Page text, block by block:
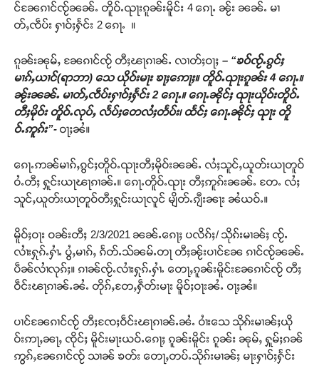
င်ၼႄၵၢင်ၸႂ်ၼၼ်ႉ တိူဝ်ႉၺႃးၵူၼ်းမိူင်း 4 ၵေႃႉ ၼႂ်း ၼၼ်ႉ မၢ
တ်ႇၸဵပ်း ႁၢဝ်ႈႁႅင်း 2 ၵေႃႉ ။
ၵူၼ်းၼုမ်ႇ ၼႄၵၢင်ၸႂ် တီႈၽႃၵၢၼ်ႉ လၢတ်ႈဝႃႈ – “ၶဝ်ၸႂ်ႉၵွင်ႈ
မၢၵ်ႇယၢင်(ရာဘာ) သေ ယိုဝ်းမႃး ၶႃႈဢေႃႈ။ တိူဝ်ႉၺႃးၵူၼ်း 4 ၵေႃႉ။
ၼႂ်းၼၼ်ႉ မၢတ်ႇၸဵပ်းႁၢဝ်ႈႁႅင်း 2 ၵေႃႉ။ ၵေႃႉၼိုင်ႈ ၺႃးယိုဝ်းတိူဝ်ႉ
တီႈမိုဝ်း တိူဝ်ႉလုပ်ႇ လႅပ်ႈတေလႆႈတႅပ်း၊ ထႅင်ႈ ၵေႃႉၼိုင်ႈ ၺႃး တိူ
ဝ်ႉဢူၵ်း”- ဝႃႈၼႆ။
ၵေႃႉဢၼ်မၢၵ်ႇၵွင်ႈတိူဝ်ႉၺႃးတီႈမိုဝ်းၼၼ်ႉ လႆႈသူင်ႇယူတ်းယႃတူဝ်
ဝႆႉတီႈ ႁူင်းယႃၽႃၵၢၼ်ႉ။ ၵေႃႉတိူဝ်ႉၺႃး တီႈဢူၵ်းၼၼ်ႉ တႄႉ လႆႈ
သူင်ႇယူတ်းယႃတူဝ်တီႈႁူင်းယႃလူင် မျိတ်ႉၵျီးၼႃး ၼႆယဝ်ႉ။
မိူဝ်ႈဝႃး ဝၼ်းတီႈ 2/3/2021 ၼၼ်ႉၵေႃႈ ပလိၵ်ႈ/ သိုၵ်းမၢၼ်ႈ ၸႂ်ႉ
လၢႆးႁုၵ်ႉႁၢႆႉ ပွႆႇမၢၵ်ႇ ၵႅတ်ႉသ်ၼမ်ႉတႃ တီႈၼႂ်းပၢင်ၼႄ ၵၢင်ၸႂ်ၼၼ်ႉ
ပဵၼ်လၢႆလုၵ်ႈ။ ၵၢၼ်ၸႂ်ႉလၢႆးႁုၵ်ႉႁၢႆႉ တေႃႇၵူၼ်းမိူင်းၼႄၵၢင်ၸႂ် တီႈ
ဝဵင်းၽႃၵၢၼ်ႉၼႆႉ တိုၵ်ႇတႄႇႁဵတ်းမႃး မိူဝ်ႈဝႃးၼႆႉ ဝႃႈၼႆ။
ပၢင်ၼႄၵၢင်ၸႂ် တီႈၸႄႈဝဵင်းၽႃၵၢၼ်ႉၼႆႉ ဝၢႆးသေ သိုၵ်းမၢၼ်ႈယို
ဝ်းဢႃႇၼႃႇ ၸိုင်ႈ မိူင်းမႃးယဝ်ႉၵေႃႈ ၵူၼ်းမိူင်း ၵူၼ်း ၼုမ်ႇ ႁူမ်ႈၵၼ်
ဢွၵ်ႇၼႄၵၢင်ၸႂ် သၢၼ် ၶတ်း တေႃႇတပ်ႉသိုၵ်းမၢၼ်ႈ မႃးႁၢဝ်ႈႁႅင်း